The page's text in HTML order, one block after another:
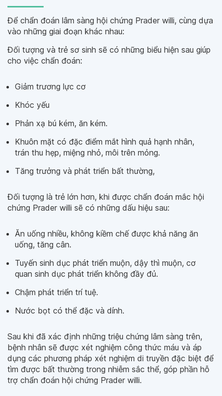
Để chẩn đoán lâm sàng hội chứng Prader willi, cùng dựa
vào những giai đoạn khác nhau:
Đối tượng và trẻ sơ sinh sẽ có những biểu hiện sau giúp
cho việc chẩn đoán:
Giảm trương lực cơ
Khóc yếu
Phản xạ bú kém, ăn kém.
Khuôn mặt có đặc điểm mắt hình quả hạnh nhân,
trán thu hẹp, miệng nhỏ, môi trên mỏng.
Tăng trưởng và phát triển bất thường,
Đối tượng là trẻ lớn hơn, khi được chẩn đoán mắc hội
chứng Prader willi sẽ có những dấu hiệu sau:
Ăn uống nhiều, không kiềm chế được khả năng ăn
uống, tăng cân.
Tuyến sinh dục phát triển muộn, dậy thì muộn, cơ
quan sinh dục phát triển không đầy đủ.
Chậm phát triển trí tuệ.
Nước bọt có thể đặc và dính.
Sau khi đã xác định những triệu chứng lâm sàng trên,
bệnh nhân sẽ được xét nghiệm công thức máu và áp
dụng các phương pháp xét nghiệm di truyền đặc biệt để
tìm được bất thường trong nhiễm sắc thể, góp phần hỗ
trợ chẩn đoán hội chứng Prader willi.